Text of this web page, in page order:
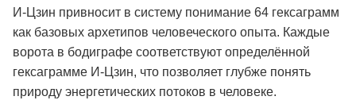
И-Цзин привносит в систему понимание 64 гексаграмм
как базовых архетипов человеческого опыта. Каждые
ворота в бодиграфе соответствуют определённой
гексаграмме И-Цзин, что позволяет глубже понять
природу энергетических потоков в человеке.